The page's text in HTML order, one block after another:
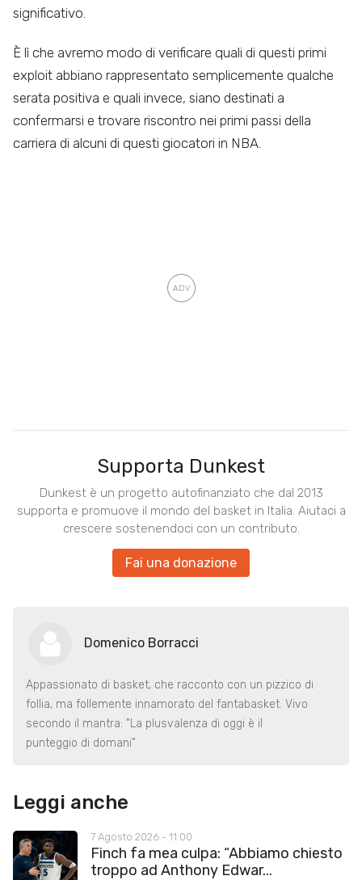
significativo.
È lì che avremo modo di verificare quali di questi primi
exploit abbiano rappresentato semplicemente qualche
serata positiva e quali invece, siano destinati a
confermarsi e trovare riscontro nei primi passi della
carriera di alcuni di questi giocatori in NBA.
Supporta Dunkest
Dunkest è un progetto autofinanziato che dal 2013
supporta e promuove il mondo del basket in Italia. Aiutaci a
crescere sostenendoci con un contributo.
Fai una donazione
Domenico Borracci
Appassionato di basket, che racconto con un pizzico di
follia, ma follemente innamorato del fantabasket. Vivo
secondo il mantra: "La plusvalenza di oggi è il
punteggio di domani"
Leggi anche
7 Agosto 2026 - 11:00
Finch fa mea culpa: “Abbiamo chiesto
troppo ad Anthony Edwar...